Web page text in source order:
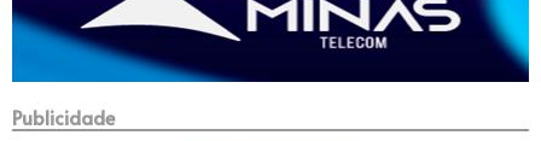
Publicidade